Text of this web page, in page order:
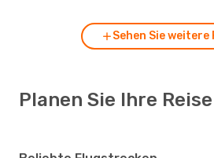
Sehen Sie weitere
Planen Sie Ihre Reise